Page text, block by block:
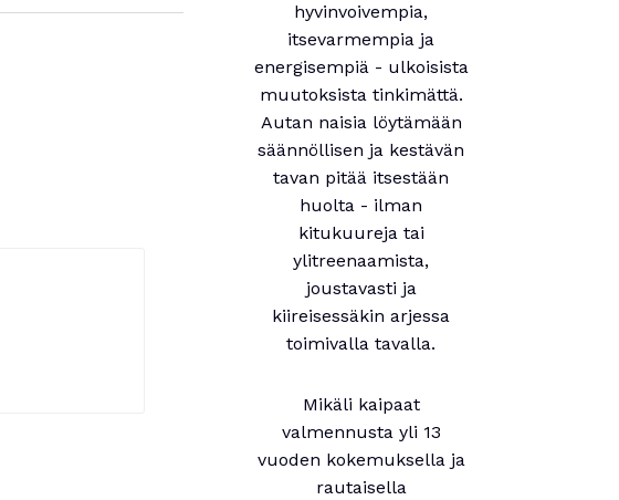
hyvinvoivempia,
itsevarmempia ja
energisempiä - ulkoisista
muutoksista tinkimättä.
Autan naisia löytämään
säännöllisen ja kestävän
tavan pitää itsestään
huolta - ilman
kitukuureja tai
ylitreenaamista,
joustavasti ja
kiireisessäkin arjessa
toimivalla tavalla.
Mikäli kaipaat
valmennusta yli 13
vuoden kokemuksella ja
rautaisella